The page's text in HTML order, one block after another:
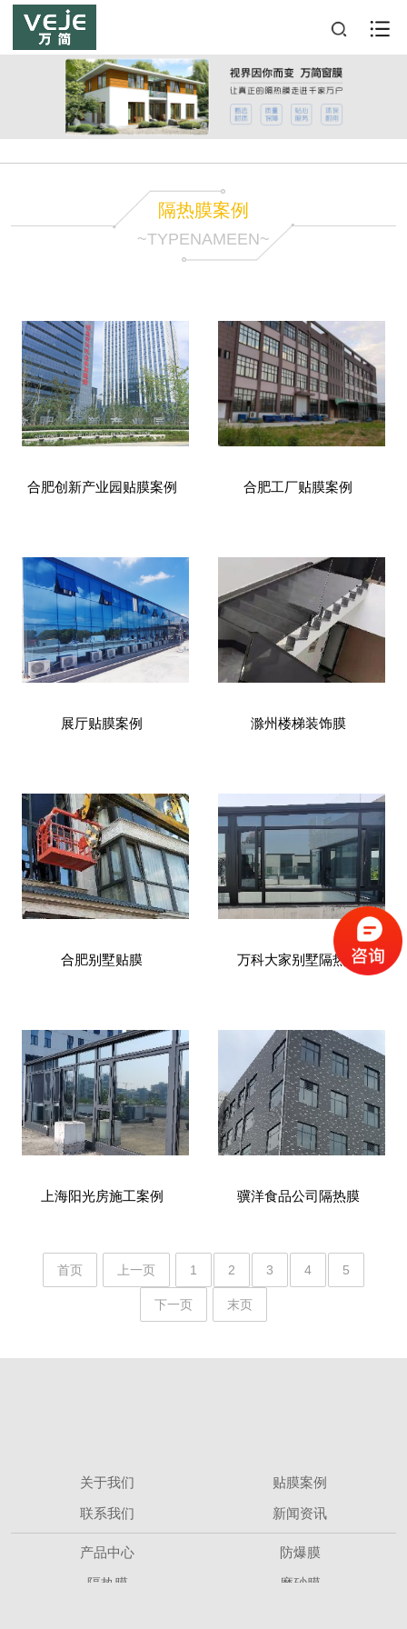
隔热膜案例
~TYPENAMEEN~
合肥创新产业园贴膜案例 合肥工厂贴膜案例
展厅贴膜案例 滁州楼梯装饰膜
合肥别墅贴膜 万科大家别墅隔热膜
上海阳光房施工案例 骥洋食品公司隔热膜
首页 上一页 1 2 3 4 5
下一页 末页
关于我们
联系我们
贴膜案例
新闻资讯
产品中心
隔热膜
防爆膜
磨砂膜